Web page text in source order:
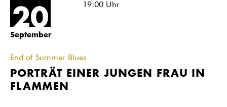
20
September
19:00Uhr
End of Summer Blues
PORTRÄT EINER JUNGEN FRAU IN
FLAMMEN